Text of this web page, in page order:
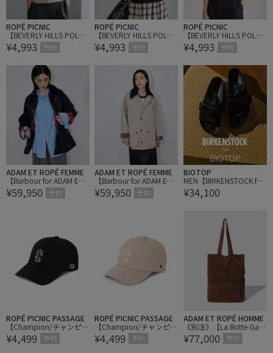
ROPÉ PICNIC
【BEVERLY HILLS POLO
CLUB別注】ケーブルニ
ットプルオーバー
¥4,993 予約
ROPÉ PICNIC
【BEVERLY HILLS POLO
CLUB別注】ケーブルニ
ットプルオーバー
¥4,993 予約
ROPÉ PICNIC
【BEVERLY HILLS POLO
CLUB別注】ケーブルニ
ットプルオーバー
¥4,993 予約
ADAM ET ROPÉ FEMME
【Barbour for ADAM ET
ROPE'】別注Shirring Be
¥59,950 予約
ADAM ET ROPÉ FEMME
【Barbour for ADAM ET
ROPE'】別注Shirring Be
¥59,950 予約
BIOTOP
MEN【BIRKENSTOCK for
BIOTOP】 KYOTO EXQ L
EVE/LENA HS BLACK
¥34,100
ROPÉ PICNIC PASSAGE
【Champion/チャンピオ
ン別注】フラワーロゴロ
ーキャップ
¥4,499 予約
ROPÉ PICNIC PASSAGE
【Champion/チャンピオ
ン別注】フラワーロゴロ
ーキャップ
¥4,499 予約
ADAM ET ROPÉ HOMME
《別注》【La Botte Gard
iane/ラボッテガーディア
ン】EX BAG SOLENE VEL
¥77,000 予約